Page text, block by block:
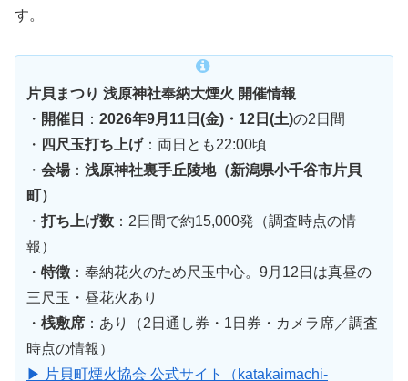
す。
片貝まつり 浅原神社奉納大煙火 開催情報
・ 開催日 ： 2026年9月11日(金)・12日(土)の2日間
・ 四尺玉打ち上げ：両日とも22:00頃
・ 会場： 浅原神社裏手丘陵地（新潟県小千谷市片貝
町）
・ 打ち上げ数 ：2日間で約15,000発（調査時点の情
報）
・ 特徴 ：奉納花火のため尺玉中心。9月12日は真昼の
三尺玉・昼花火あり
・ 桟敷席 ：あり（2日通し券・1日券・カメラ席／調査
時点の情報）
▶ 片貝町煙火協会 公式サイト（katakaimachi-